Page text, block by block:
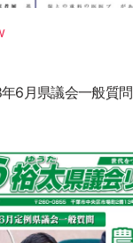
月県議会一般質問